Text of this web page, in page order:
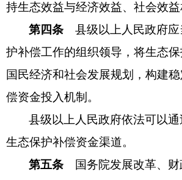
持生态效益与经济效益、社会效益
第四条 县级以上人民政府应
护补偿工作的组织领导，将生态
国民经济和社会发展规划，构建
偿资金投入机制。
县级以上人民政府依法可以
生态保护补偿资金渠道。
第五条 国务院发展改革、财